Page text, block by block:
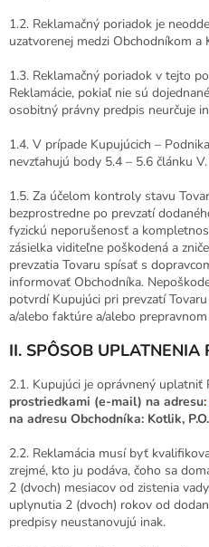
1.2. Reklamačný poriadok je
uzatvorenej medzi Obchodníkom a
1.3. Reklamačný poriadok v tejto
Reklamácie, pokiaľ nie sú
osobitný právny predpis neurčuje
1.4. V prípade Kupujúcich –
nevzťahujú body 5.4 – 5.6 článku
1.5. Za účelom kontroly stavu
bezprostredne po prevzatí
fyzickú neporušenosť a
zásielka viditeľne poškodená a
prevzatia Tovaru spísať s
informovať Obchodníka.
potvrdí Kupujúci pri prevzatí
a/alebo faktúre a/alebo
II. SPÔSOB UPLATNENIA
2.1. Kupujúci je oprávnený uplatniť
prostriedkami (e-mail) na adresu:
na adresu Obchodníka: Kotlik,
2.2. Reklamácia musí byť
zrejmé, kto ju podáva, čoho sa
2 (dvoch) mesiacov od zistenia
uplynutia 2 (dvoch) rokov od
predpisy neustanovujú inak.